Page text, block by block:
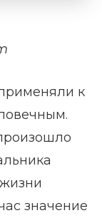
к
значение